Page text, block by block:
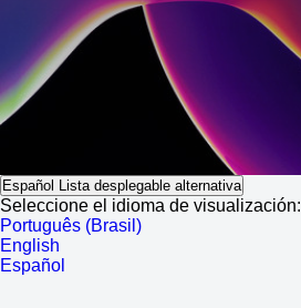
Español Lista desplegable alternativa
Seleccione el idioma de visualización:
Português (Brasil)
English
Español